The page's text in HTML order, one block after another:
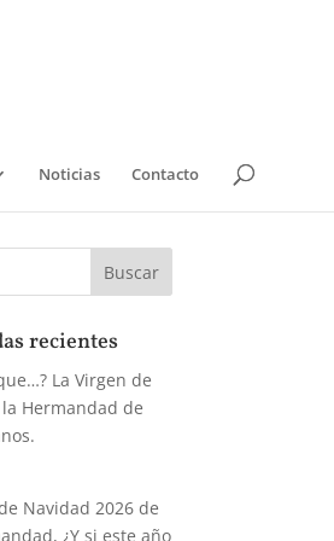
Noticias Contacto
recientes
La Virgen de
Hermandad de
Navidad 2026 de
¿Y si este año